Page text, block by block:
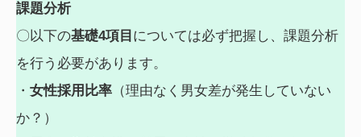
課題分析
〇以下の基礎4項目 については必ず把握し、課題分析
を行う必要があります。
・ 女性採用比率 （理由なく男女差が発生していない
か？）